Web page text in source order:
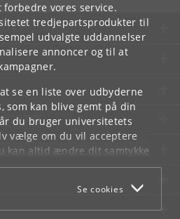
vores service.
tredjepartsprodukter til
udvalgte uddannelser
annoncer og til at
se en liste over udbyderne
som kan blive gemt på din
du bruger universitetets
vælge om du vil acceptere
kan altid ændre dit samtykke
som du finder i
Se cookies